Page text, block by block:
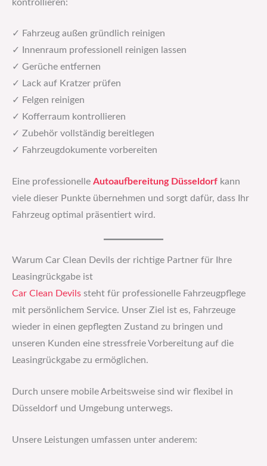
kontrollieren:
✓ Fahrzeug außen gründlich reinigen
✓ Innenraum professionell reinigen lassen
✓ Gerüche entfernen
✓ Lack auf Kratzer prüfen
✓ Felgen reinigen
✓ Kofferraum kontrollieren
✓ Zubehör vollständig bereitlegen
✓ Fahrzeugdokumente vorbereiten
Eine professionelle Autoaufbereitung Düsseldorf kann
viele dieser Punkte übernehmen und sorgt dafür, dass Ihr
Fahrzeug optimal präsentiert wird.
Warum Car Clean Devils der richtige Partner für Ihre
Leasingrückgabe ist
Car Clean Devils steht für professionelle Fahrzeugpflege
mit persönlichem Service. Unser Ziel ist es, Fahrzeuge
wieder in einen gepflegten Zustand zu bringen und
unseren Kunden eine stressfreie Vorbereitung auf die
Leasingrückgabe zu ermöglichen.
Durch unsere mobile Arbeitsweise sind wir flexibel in
Düsseldorf und Umgebung unterwegs.
Unsere Leistungen umfassen unter anderem: